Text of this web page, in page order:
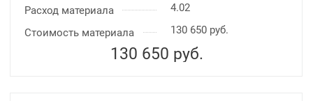
Расход материала
4.02
Стоимость материала
130 650 руб.
130 650 руб.